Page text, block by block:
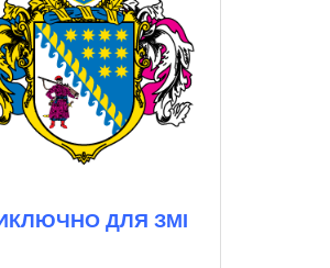
ДЛЯ ЗМІ